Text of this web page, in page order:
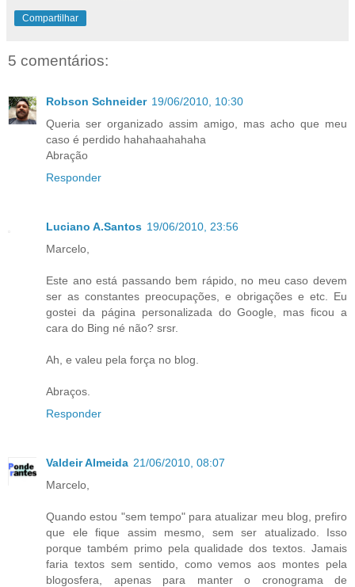
Compartilhar
5 comentários:
Robson Schneider 19/06/2010, 10:30
Queria ser organizado assim amigo, mas acho que meu
caso é perdido hahahaahahaha
Abração
Responder
Luciano A.Santos 19/06/2010, 23:56
Marcelo,
Este ano está passando bem rápido, no meu caso devem
ser as constantes preocupações, e obrigações e etc. Eu
gostei da página personalizada do Google, mas ficou a
cara do Bing né não? srsr.
Ah, e valeu pela força no blog.
Abraços.
Responder
Valdeir Almeida 21/06/2010, 08:07
Marcelo,
Quando estou "sem tempo" para atualizar meu blog, prefiro
que ele fique assim mesmo, sem ser atualizado. Isso
porque também primo pela qualidade dos textos. Jamais
faria textos sem sentido, como vemos aos montes pela
blogosfera, apenas para manter o cronograma de